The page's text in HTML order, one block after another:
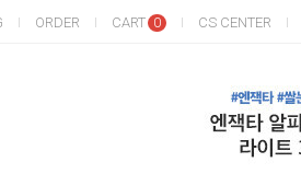
ORDER CART 0 CS CENTER